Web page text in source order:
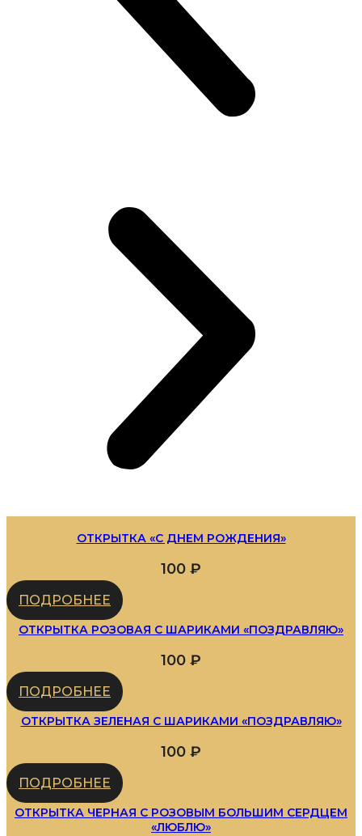
ОТКРЫТКА «С ДНЕМ РОЖДЕНИЯ»
100 ₽
ПОДРОБНЕЕ
ОТКРЫТКА РОЗОВАЯ С ШАРИКАМИ «ПОЗДРАВЛЯЮ»
100 ₽
ПОДРОБНЕЕ
ОТКРЫТКА ЗЕЛЕНАЯ С ШАРИКАМИ «ПОЗДРАВЛЯЮ»
100 ₽
ПОДРОБНЕЕ
ОТКРЫТКА ЧЕРНАЯ С РОЗОВЫМ БОЛЬШИМ СЕРДЦЕМ
«ЛЮБЛЮ»